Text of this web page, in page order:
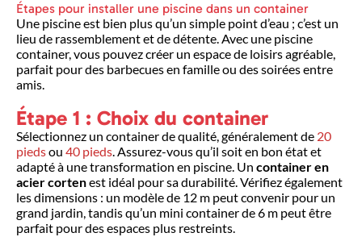
Étapes pour installer une piscine dans un container
Une piscine est bien plus qu’un simple point d’eau ; c’est un
lieu de rassemblement et de détente. Avec une piscine
container, vous pouvez créer un espace de loisirs agréable,
parfait pour des barbecues en famille ou des soirées entre
amis.
Étape 1 : Choix du container
Sélectionnez un container de qualité, généralement de 20
piedsou 40 pieds. Assurez-vous qu’il soit en bon état et
adapté à une transformation en piscine. Un container en
acier cortenest idéal pour sa durabilité. Vérifiez également
les dimensions : un modèle de 12 m peut convenir pour un
grand jardin, tandis qu’un mini container de 6 m peut être
parfait pour des espaces plus restreints.